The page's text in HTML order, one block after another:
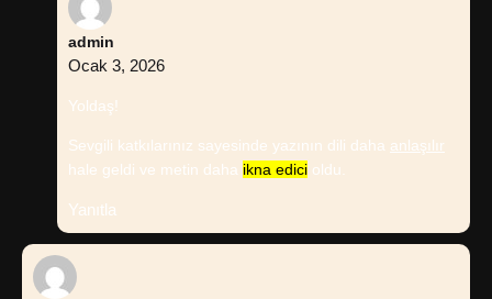
admin
Ocak 3, 2026
Yoldaş!
Sevgili katkılarınız sayesinde yazının dili daha anlaşılır
hale geldi ve metin daha ikna edici oldu.
Yanıtla